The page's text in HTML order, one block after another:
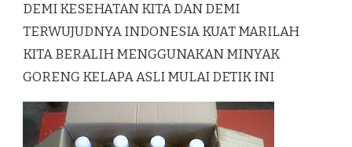
DEMI KESEHATAN KITA DAN DEMI
TERWUJUDNYA INDONESIA KUAT MARILAH
KITA BERALIH MENGGUNAKAN MINYAK
GORENG KELAPA ASLI MULAI DETIK INI